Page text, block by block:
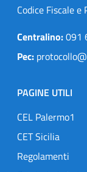
Codice Fiscale
Centralino:091
Pec:
PAGINE UTILI
CEL Palermo1
CET Sicilia
Regolamenti